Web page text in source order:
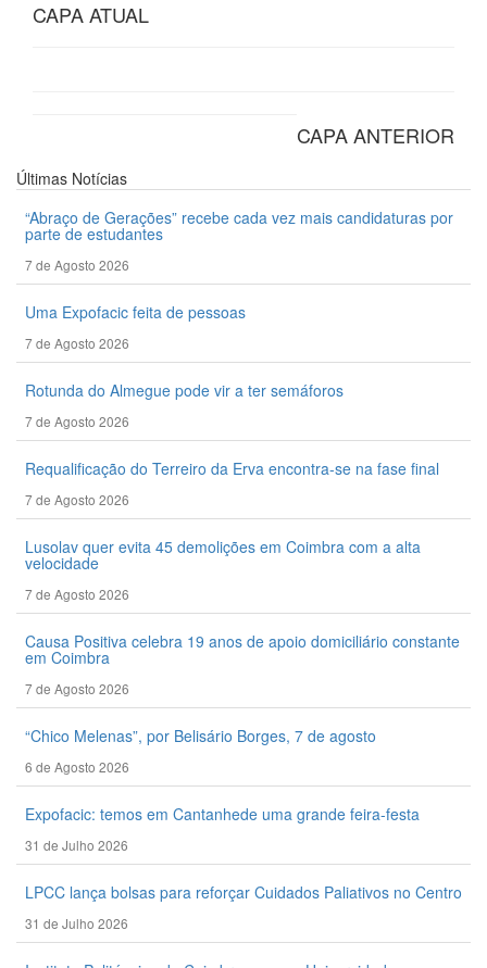
CAPA ATUAL
CAPA ANTERIOR
Últimas Notícias
“Abraço de Gerações” recebe cada vez mais candidaturas por
parte de estudantes
7 de Agosto 2026
Uma Expofacic feita de pessoas
7 de Agosto 2026
Rotunda do Almegue pode vir a ter semáforos
7 de Agosto 2026
Requalificação do Terreiro da Erva encontra-se na fase final
7 de Agosto 2026
Lusolav quer evita 45 demolições em Coimbra com a alta
velocidade
7 de Agosto 2026
Causa Positiva celebra 19 anos de apoio domiciliário constante
em Coimbra
7 de Agosto 2026
“Chico Melenas”, por Belisário Borges, 7 de agosto
6 de Agosto 2026
Expofacic: temos em Cantanhede uma grande feira-festa
31 de Julho 2026
LPCC lança bolsas para reforçar Cuidados Paliativos no Centro
31 de Julho 2026